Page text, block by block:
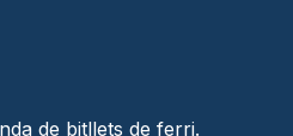
de bitllets de ferri.